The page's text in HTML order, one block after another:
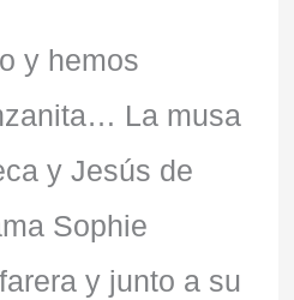
y hemos
La musa
y Jesús de
Sophie
y junto a su